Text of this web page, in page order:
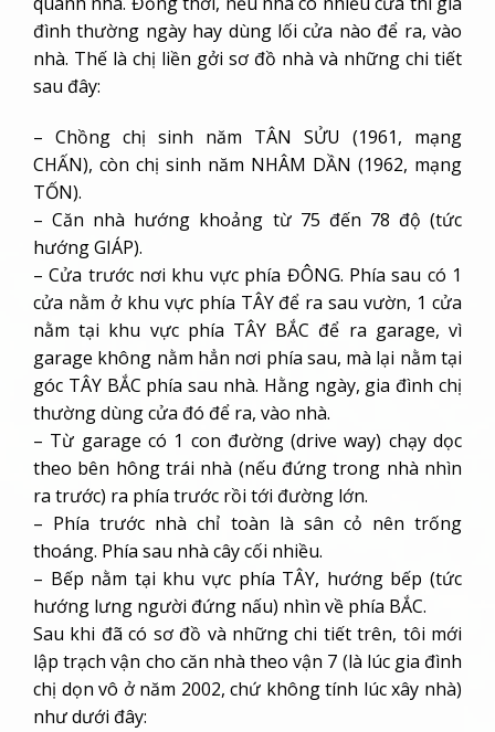
đình thường ngày hay dùng lối cửa nào để ra, vào
nhà. Thế là chị liền gởi sơ đồ nhà và những chi tiết
sau đây:
– Chồng chị sinh năm TÂN SỬU (1961, mạng
CHẤN), còn chị sinh năm NHÂM DẦN (1962, mạng
TỐN).
– Căn nhà hướng khoảng từ 75 đến 78 độ (tức
hướng GIÁP).
– Cửa trước nơi khu vực phía ĐÔNG. Phía sau có 1
cửa nằm ở khu vực phía TÂY để ra sau vườn, 1 cửa
nằm tại khu vực phía TÂY BẮC để ra garage, vì
garage không nằm hẳn nơi phía sau, mà lại nằm tại
góc TÂY BẮC phía sau nhà. Hằng ngày, gia đình chị
thường dùng cửa đó để ra, vào nhà.
– Từ garage có 1 con đường (drive way) chạy dọc
theo bên hông trái nhà (nếu đứng trong nhà nhìn
ra trước) ra phía trước rồi tới đường lớn.
– Phía trước nhà chỉ toàn là sân cỏ nên trống
thoáng. Phía sau nhà cây cối nhiều.
– Bếp nằm tại khu vực phía TÂY, hướng bếp (tức
hướng lưng người đứng nấu) nhìn về phía BẮC.
Sau khi đã có sơ đồ và những chi tiết trên, tôi mới
lập trạch vận cho căn nhà theo vận 7 (là lúc gia đình
chị dọn vô ở năm 2002, chứ không tính lúc xây nhà)
như dưới đây: